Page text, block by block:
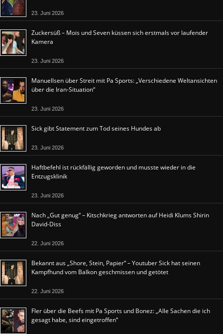
23. Juni 2026
Zuckersüß – Mois und Seven küssen sich erstmals vor laufender
Kamera
23. Juni 2026
Manuellsen über Streit mit Pa Sports: „Verschiedene Weltansichten
über die Iran-Situation“
23. Juni 2026
Sick gibt Statement zum Tod seines Hundes ab
23. Juni 2026
Haftbefehl ist rückfällig geworden und musste wieder in die
Entzugsklinik
23. Juni 2026
Nach „Gut genug“ – Kitschkrieg antworten auf Heidi Klums Shirin
David-Diss
22. Juni 2026
Bekannt aus „Shore, Stein, Papier“ – Youtuber Sick hat seinen
Kampfhund vom Balkon geschmissen und getötet
22. Juni 2026
Fler über die Beefs mit Pa Sports und Bonez: „Alle Sachen die ich
gesagt habe, sind eingetroffen“